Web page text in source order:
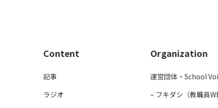
Content
記事
ラジオ
Organization
運営団体・School
– フキダシ（教職員